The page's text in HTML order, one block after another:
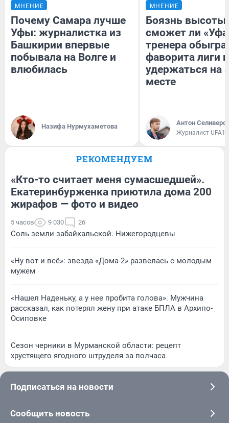
МНЕНИЕ
Почему Самара лучше
Уфы: журналистка из
Башкирии впервые
побывала на Волге и
влюбилась
Назифа Нурмухаметова
МНЕНИЕ
Боязнь высоты:
сможет ли
тренера
фаворита лиги и
удержаться на
месте
Антон
Журналист
РЕКОМЕНДУЕМ
«Кто-то считает меня сумасшедшей».
Екатеринбурженка приютила дома 200
жирафов — фото и видео
5 часов 9 030 26
Соль земли забайкальской. Нижегородцевы
«Ну вот и всё»: звезда «Дома-2» развелась с молодым
мужем
«Нашел Наденьку, а у нее пробита голова». Мужчина
рассказал, как потерял жену при атаке БПЛА в Архипо-
Осиповке
Сезон черники в Мурманской области: рецепт
хрустящего ягодного штруделя за полчаса
Подписаться на новости
Сообщить новость